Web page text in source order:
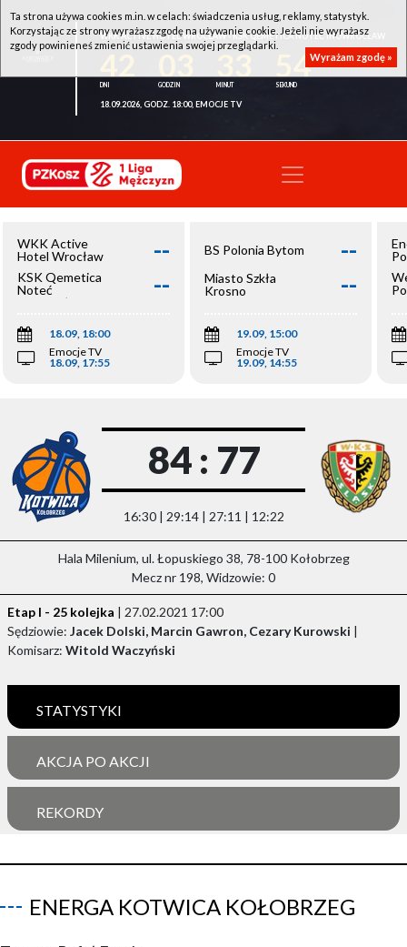
WKK ACTIVE HOTEL WROCŁAW - KSK QEMETICA NOTEĆ INOWROCŁAW
54
18.09.2026, GODZ. 18:00, EMOCJE TV
WKK Active
Hotel Wrocław
--
KSK Qemetica
Noteć
Inowrocław
--
18.09, 18:00
Emocje TV
18.09, 17:55
BS Polonia Bytom --
Miasto Szkła
Krosno
--
19.09, 15:00
Emocje TV
19.09, 14:55
84 : 77
16:30 | 29:14 | 27:11 | 12:22
Hala Milenium, ul. Łopuskiego 38, 78-100 Kołobrzeg
Mecz nr 198, Widzowie: 0
Etap I - 25 kolejka | 27.02.2021 17:00
Sędziowie: Jacek Dolski, Marcin Gawron, Cezary Kurowski |
Komisarz: Witold Waczyński
STATYSTYKI
AKCJA PO AKCJI
REKORDY
ENERGA KOTWICA KOŁOBRZEG
Ta strona używa cookies m.in. w celach: świadczenia usług, reklamy, statystyk.
Korzystając ze strony wyrażasz zgodę na używanie cookie. Jeżeli nie wyrażasz
zgody powinieneś zmienić ustawienia swojej przeglądarki.
Wyrażam zgodę »